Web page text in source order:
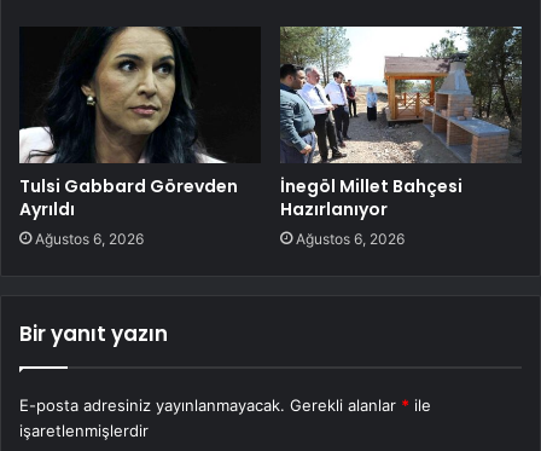
Tulsi Gabbard Görevden
Ayrıldı
Ağustos 6, 2026
İnegöl Millet Bahçesi
Hazırlanıyor
Ağustos 6, 2026
Bir yanıt yazın
E-posta adresiniz yayınlanmayacak. Gerekli alanlar * ile
işaretlenmişlerdir